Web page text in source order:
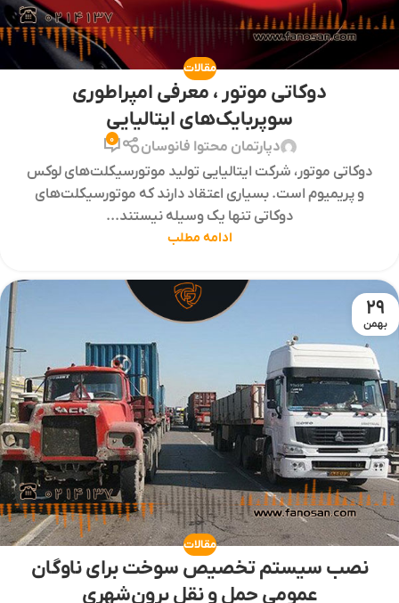
مقالات
دوکاتی موتور ، معرفی امپراطوری
سوپربایک‌های ایتالیایی
دپارتمان محتوا فانوسان 0
دوکاتی موتور، شرکت ایتالیایی تولید موتورسیکلت‌های لوکس
و پریمیوم است. بسیاری اعتقاد دارند که موتورسیکلت‌های
دوکاتی تنها یک وسیله نیستند...
ادامه مطلب
29
بهمن
مقالات
نصب سیستم تخصیص سوخت برای ناوگان
عمومی حمل و نقل برون‌شهری